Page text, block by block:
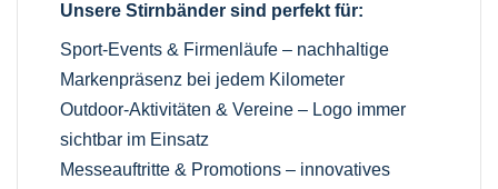
Unsere Stirnbänder sind perfekt für:
Sport-Events & Firmenläufe – nachhaltige
Markenpräsenz bei jedem Kilometer
Outdoor-Aktivitäten & Vereine – Logo immer
sichtbar im Einsatz
Messeauftritte & Promotions – innovatives